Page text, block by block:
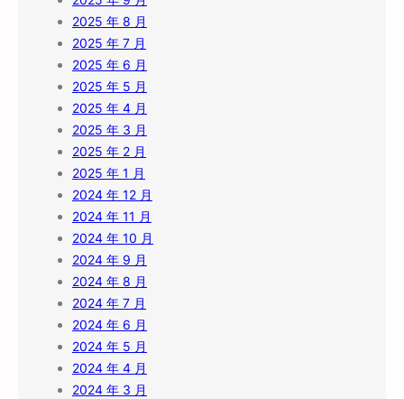
2025 年 8 月
2025 年 7 月
2025 年 6 月
2025 年 5 月
2025 年 4 月
2025 年 3 月
2025 年 2 月
2025 年 1 月
2024 年 12 月
2024 年 11 月
2024 年 10 月
2024 年 9 月
2024 年 8 月
2024 年 7 月
2024 年 6 月
2024 年 5 月
2024 年 4 月
2024 年 3 月